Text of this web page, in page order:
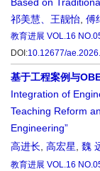
祁美慧、王靓怡 傅
教育进展 VOL.16
DOI:10.12677/
基于工程案例与
Integration of
Teaching Reform
Engineering”
高进长 高宏星 魏
教育进展 VOL.16